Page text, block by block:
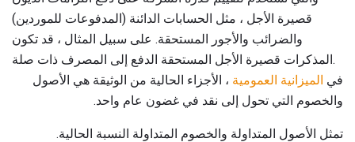
قصيرة الأجل ، مثل الحسابات الدائنة (المدفوعات للموردين)
والضرائب والأجور المستحقة. على سبيل المثال ، قد تكون
المذكرات قصيرة الأجل المستحقة الدفع إلى المصرف ذات صلة.
في الميزانية العمومية ، الأجزاء الحالية من الوثيقة هي الأصول
والخصوم التي تحول إلى نقد في غضون عام واحد.
تمثل الأصول المتداولة والخصوم المتداولة النسبة الحالية.